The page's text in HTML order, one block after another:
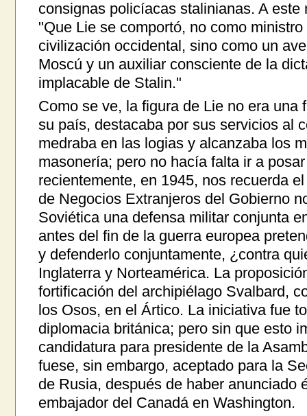
consignas policíacas stalinianas. A
"Que Lie se comportó, no como
civilización occidental, sino como un
Moscú y un auxiliar consciente de la
implacable de Stalin."
Como se ve, la figura de Lie no era una
su país, destacaba por sus servicios al
medraba en las logias y alcanzaba los
masonería; pero no hacía falta ir a
recientemente, en 1945, nos recuerda
de Negocios Extranjeros del Gobierno
Soviética una defensa militar conjunta
antes del fin de la guerra europea
y defenderlo conjuntamente, ¿contra
Inglaterra y Norteamérica. La
fortificación del archipiélago Svalbard,
los Osos, en el Ártico. La iniciativa fue
diplomacia británica; pero sin que esto
candidatura para presidente de la
fuese, sin embargo, aceptado para la
de Rusia, después de haber anunciado
embajador del Canadá en Washington.